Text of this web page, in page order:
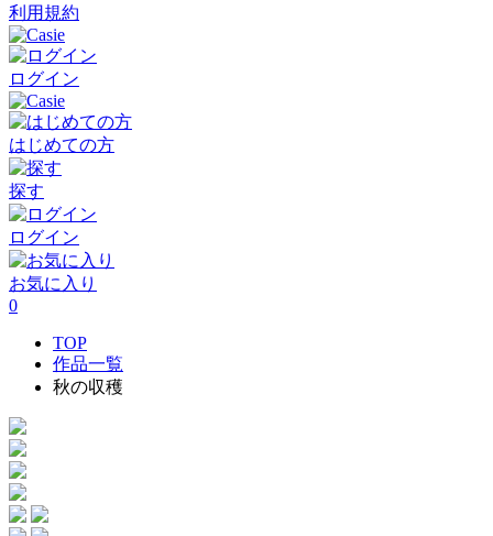
利用規約
ログイン
はじめての方
探す
ログイン
お気に入り
0
TOP
作品一覧
秋の収穫